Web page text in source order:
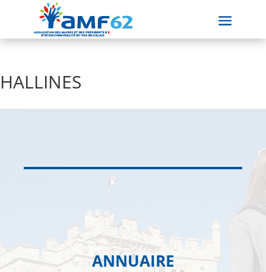
HALLINES
ANNUAIRE